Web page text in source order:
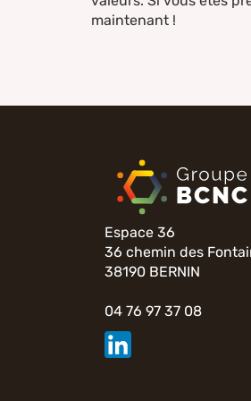
maintenant !
Espace 36
36 chemin des
38190 BERNIN
04 76 97 37 08